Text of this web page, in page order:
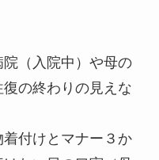
（入院中）や母の
の終わりの見えな
付けとマナー３か